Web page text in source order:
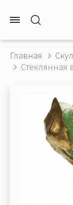
Главная
Стеклянная